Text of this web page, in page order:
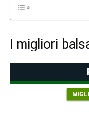
I migliori